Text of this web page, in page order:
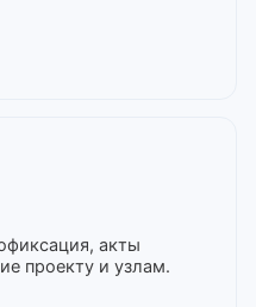
акты
проекту и узлам.